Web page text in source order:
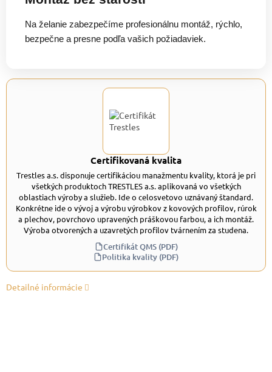
Na želanie zabezpečíme profesionálnu montáž, rýchlo,
bezpečne a presne podľa vašich požiadaviek.
Certifikovaná kvalita
Trestles a.s. disponuje certifikáciou manažmentu kvality, ktorá je pri
všetkých produktoch TRESTLES a.s. aplikovaná vo všetkých
oblastiach výroby a služieb. Ide o celosvetovo uznávaný štandard.
Konkrétne ide o vývoj a výrobu výrobkov z kovových profilov, rúrok
a plechov, povrchovo upravených práškovou farbou, a ich montáž.
Výroba otvorených a uzavretých profilov tvárnením za studena.
Certifikát QMS (PDF)
Politika kvality (PDF)
Detailné informácie